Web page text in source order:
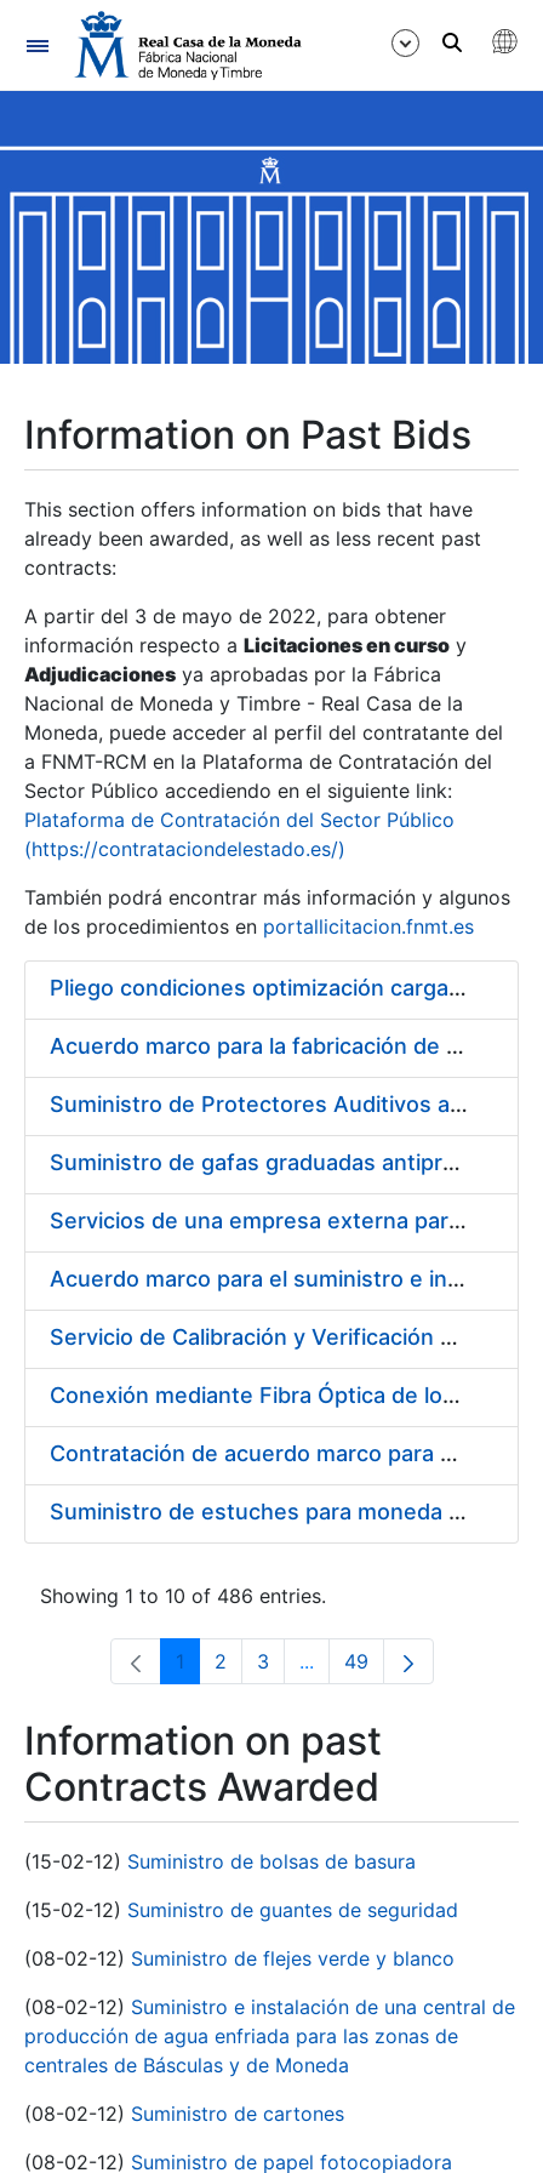
Navigation
Show/Hide
Show/Hide
Show/Hide
Show/Hide
Show/Hide
Show/Hide
Information on Past Bids
This section offers information on bids that have
already been awarded, as well as less recent past
contracts:
A partir del 3 de mayo de 2022, para obtener
información respecto a Licitaciones en curso y
Adjudicaciones ya aprobadas por la Fábrica
Nacional de Moneda y Timbre - Real Casa de la
Moneda, puede acceder al perfil del contratante del
a FNMT-RCM en la Plataforma de Contratación del
Sector Público accediendo en el siguiente link:
Plataforma de Contratación del Sector Público
(https://contrataciondelestado.es/)
También podrá encontrar más información y algunos
de los procedimientos en portallicitacion.fnmt.es
Pliego condiciones optimización cargas compras firmado
Acuerdo marco para la fabricación de piezas
Suministro de Protectores Auditivos a medida para las personas trabajadoras de los Centros de Trabajo de Madrid y Burgos
Suministro de gafas graduadas antiproyecciones para los trabajadores de la FNMT-RCM en los centros de trabajo de Madrid y Burgos
Servicios de una empresa externa para el asesoramiento y resolución de los recursos de alzada que se presentan relacionados con procesos de selección para la FNMT-RCM
Acuerdo marco para el suministro e instalación de persianas, estores y otros complementos
Servicio de Calibración y Verificación Externa de los Equipos de Medición del Servicio de Prevención de la FNMT-RCM
Conexión mediante Fibra Óptica de los Centros de Proceso de Datos (CPDs) de las sedes de la FNMT-RCM de Burgos y Madrid
Contratación de acuerdo marco para el Suministro de Material de Electricidad para la Fábrica Nacional de Moneda y Timbre-Real Casa de la Moneda en su centro de trabajo de Burgos
Suministro de estuches para moneda de 30 €
Showing 1 to 10 of 486 entries.
Page
1 Page
2 Page
3 ...Intermediate Pages Use
Page
49
Information on past
Contracts Awarded
(15-02-12) Suministro de bolsas de basura
(15-02-12) Suministro de guantes de seguridad
(08-02-12) Suministro de flejes verde y blanco
(08-02-12) Suministro e instalación de una central de
producción de agua enfriada para las zonas de
centrales de Básculas y de Moneda
(08-02-12) Suministro de cartones
(08-02-12) Suministro de papel fotocopiadora